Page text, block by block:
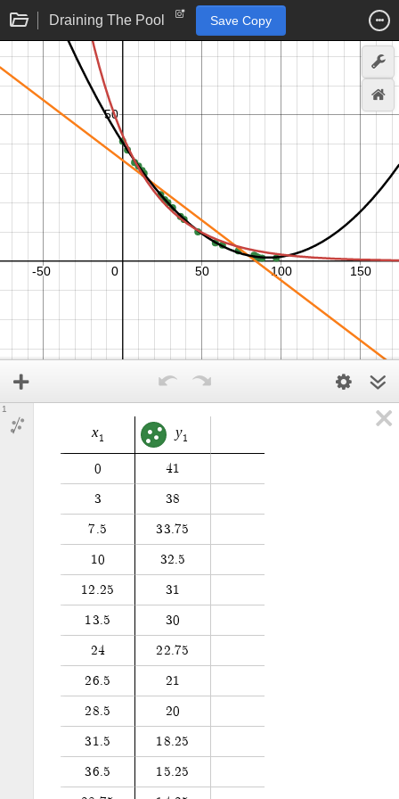
Draining The Pool Save Copy
x1 y1
0 41
3 38
7 5 33 75
1 0 32 5
12 25 31
1 3 5 30
24 22 75
26 5 21
28 5 20
3 1 5 1 8 25
36 5 1 5 25
1